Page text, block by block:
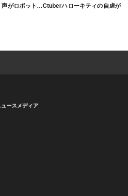
声がロボット…Ctuberハローキティの自虐が
ースメディア